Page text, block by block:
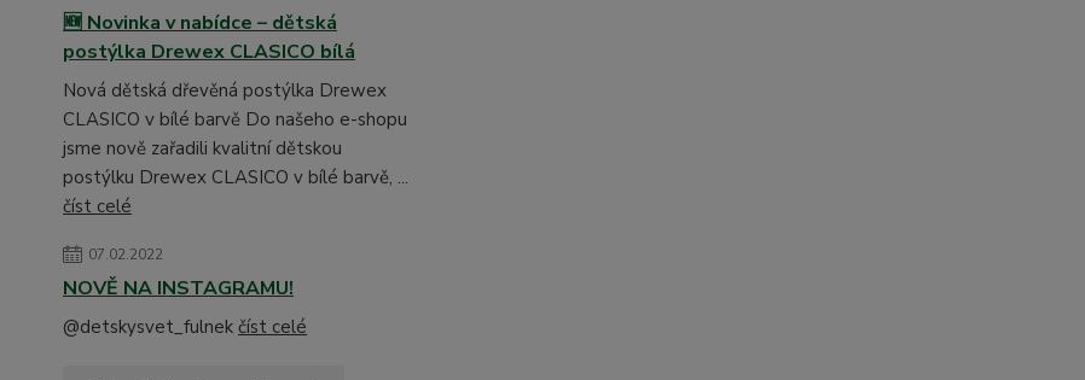
🆕 Novinka v nabídce – dětská
postýlka Drewex CLASICO bílá
Nová dětská dřevěná postýlka Drewex
CLASICO v bílé barvě Do našeho e-shopu
jsme nově zařadili kvalitní dětskou
postýlku Drewex CLASICO v bílé barvě, ...
číst celé
07.02.2022
NOVĚ NA INSTAGRAMU!
@detskysvet_fulnek číst celé